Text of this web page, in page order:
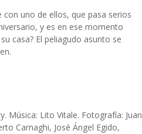
uno de ellos, que pasa serios
y es en ese momento
casa? El peliagudo asunto se
Música: Lito Vitale. Fotografía: Juan
Carnaghi, José Ángel Egido,